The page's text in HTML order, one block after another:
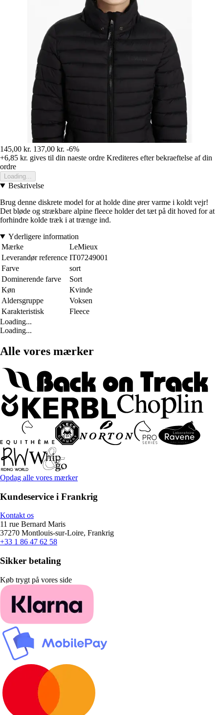
145,00 kr. 137,00 kr. -6%
+6,85 kr. gives til din naeste ordre Krediteres efter bekraeftelse af din
ordre
Loading...
Beskrivelse
Brug denne diskrete model for at holde dine ører varme i koldt vejr!
Det bløde og strækbare alpine fleece holder det tæt på dit hoved for at
forhindre kolde træk i at trænge ind.
Yderligere information
Mærke
LeMieux
Leverandør reference IT07249001
Farve
sort
Dominerende farve
Sort
Køn
Kvinde
Aldersgruppe
Voksen
Karakteristisk
Fleece
Loading...
Loading...
Alle vores mærker
Opdag alle vores mærker
Kundeservice i Frankrig
Kontakt os
11 rue Bernard Maris
37270 Montlouis-sur-Loire, Frankrig
+33 1 86 47 62 58
Sikker betaling
Køb trygt på vores side